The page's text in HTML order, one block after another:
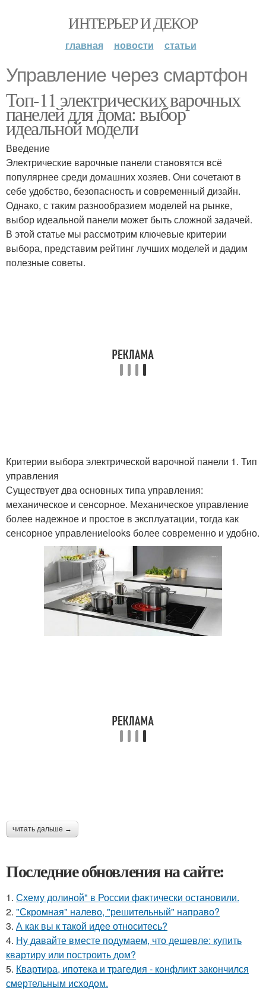
ИНТЕРЬЕР И ДЕКОР
главная новости статьи
Управление через смартфон
Топ-11 электрических варочных
панелей для дома: выбор
идеальной модели
Введение
Электрические варочные панели становятся всё
популярнее среди домашних хозяев. Они сочетают в
себе удобство, безопасность и современный дизайн.
Однако, с таким разнообразием моделей на рынке,
выбор идеальной панели может быть сложной задачей.
В этой статье мы рассмотрим ключевые критерии
выбора, представим рейтинг лучших моделей и дадим
полезные советы.
Критерии выбора электрической варочной панели 1. Тип
управления
Существует два основных типа управления:
механическое и сенсорное. Механическое управление
более надежное и простое в эксплуатации, тогда как
сенсорное управлениеlooks более современно и удобно.
читать дальше →
Последние обновления на сайте:
1. Схему долиной" в России фактически остановили.
2. "Скромная" налево, "решительный" направо?
3. А как вы к такой идее относитесь?
4. Ну давайте вместе подумаем, что дешевле: купить
квартиру или построить дом?
5. Квартира, ипотека и трагедия - конфликт закончился
смертельным исходом.